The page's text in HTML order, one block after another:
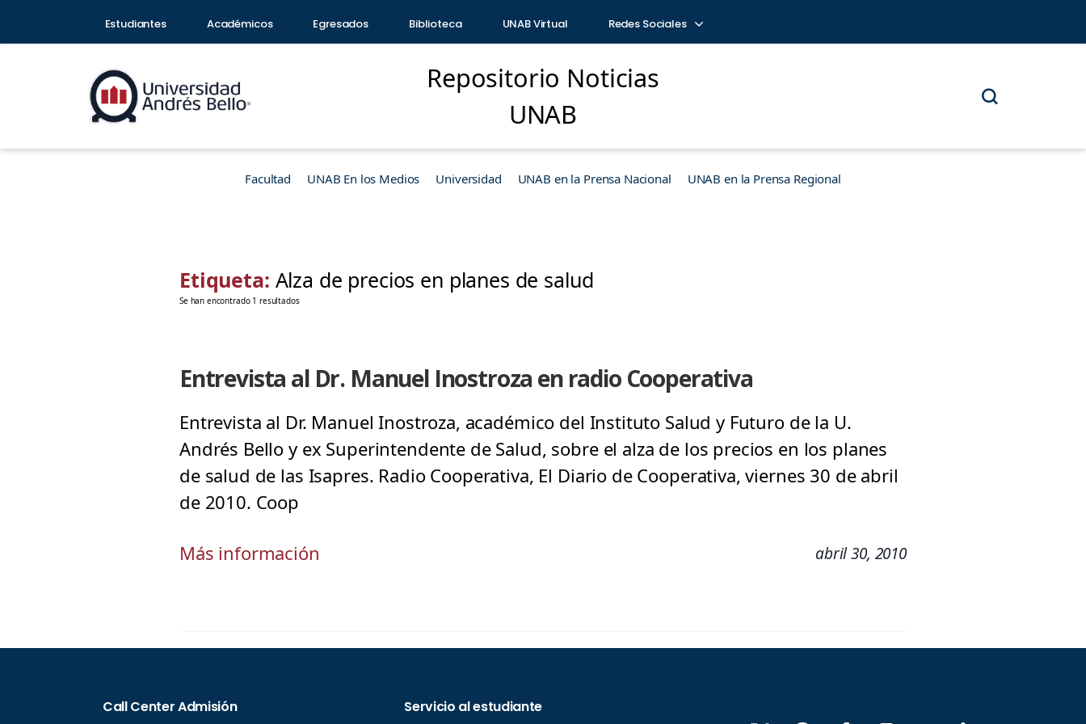
Estudiantes Académicos Egresados Biblioteca UNAB Virtual Redes Sociales
Repositorio Noticias
UNAB
Facultad UNAB En los Medios Universidad UNAB en la Prensa Nacional UNAB en la Prensa Regional
Etiqueta: Alza de precios en planes de salud
Se han encontrado 1 resultados
Entrevista al Dr. Manuel Inostroza en radio Cooperativa
Entrevista al Dr. Manuel Inostroza, académico del Instituto Salud y Futuro de la U.
Andrés Bello y ex Superintendente de Salud, sobre el alza de los precios en los planes
de salud de las Isapres. Radio Cooperativa, El Diario de Cooperativa, viernes 30 de abril
de 2010. Coop
Más información abril 30, 2010